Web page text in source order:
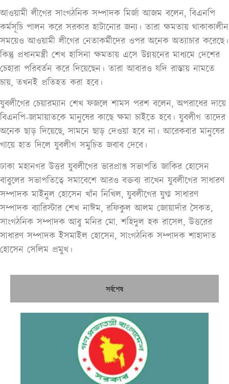
আওয়ামী লীগের সাংগঠনিক সম্পাদক মির্জা আজম বলেন, বিএনপি
কর্মসূচি পালন করে সরকার হাটানোর জন্য। তারা ক্ষমতায় থাকাকালীন
সময়েও আওয়ামী লীগের নেতাকর্মীদের ওপর অনেক অত্যাচার করেছে।
কিন্তু প্রধানমন্ত্রী শেখ হাসিনা ক্ষমতায় এসে উন্নয়নের মাধ্যমে দেশের
চেহারা পরিবর্তন করে দিয়েছেন। তারা আবারও যদি রাস্তায় নামতে
চায়, তখনই প্রতিহত করা হবে।
যুবলীগের চেয়ারম্যান শেখ ফজলে শামস পরশ বলেন, অপরাধের দায়ে
বিএনপি-জামায়াতকে মানুষের কাছে ক্ষমা চাইতে হবে। যুবলীগ তাদের
অনেক ছাড় দিয়েছে, সামনে ছাড় দেওয়া হবে না। আরেকবার মানুষের
গায়ে হাত দিলে যুবলীগ সমুচিত জবাব দেবে।
ঢাকা মহানগর উত্তর যুবলীগের ভারপ্রাপ্ত সভাপতি জাকির হোসেন
বাবুলের সভাপতিত্বে সমাবেশে আরও বক্তব্য রাখেন যুবলীগের সাধারণ
সম্পাদক মাইনুল হোসেন খাঁন নিখিল, যুবলীগের যুগ্ম সাধারণ
সম্পাদক ব্যারিস্টার শেখ নাঈম, রফিকুল আলম জোয়ার্দার সৈকত,
সাংগঠনিক সম্পাদক আবু মনির মো. শহিদুল হক রাসেল, উত্তরের
সাধারণ সম্পাদক ইসমাইল হোসেন, সাংগঠনিক সম্পাদক শাহাদাত
হোসেন সেলিম প্রমুখ।
সর্বশেষ